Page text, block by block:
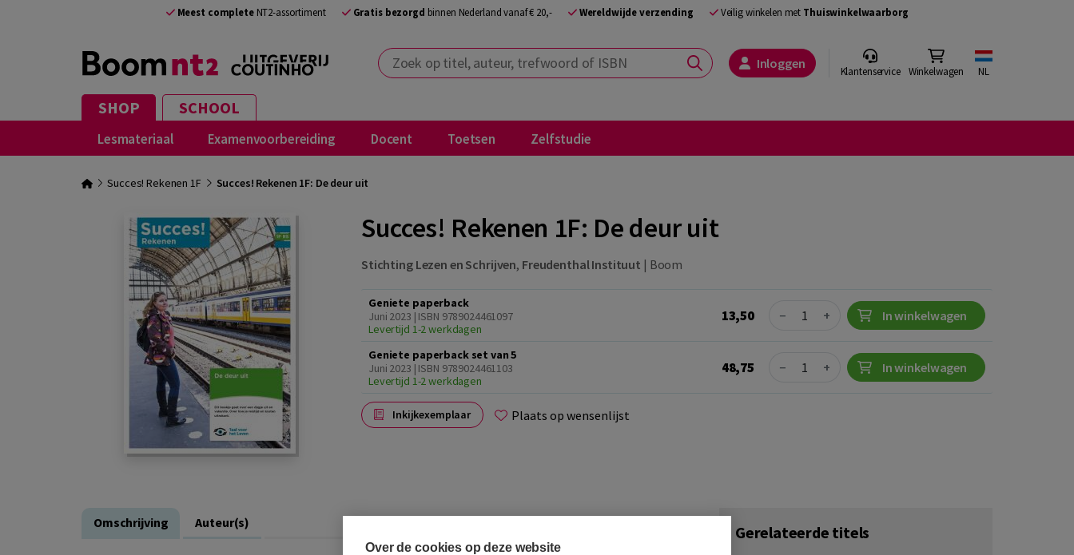
Meest completeNT2-assortiment Gratis bezorgd binnen Nederland vanaf € 20,- Wereldwijde verzending Veilig winkelen met Thuiswinkelwaarborg
Zoek op titel, auteur, trefwoord of ISBN Inloggen Klantenservice Winkelwagen NL
SHOP SCHOOL
Lesmateriaal Examenvoorbereiding Docent Toetsen Zelfstudie
Succes! Rekenen 1F Succes! Rekenen 1F: De deur uit
Succes! Rekenen 1F: De deur uit
Stichting Lezen en Schrijven, Freudenthal Instituut | Boom
Geniete paperback
Juni 2023 | ISBN 9789024461097
Levertijd 1-2 werkdagen
13,50 Quantity
− + In winkelwagen
Geniete paperback set van 5
Juni 2023 | ISBN 9789024461103
Levertijd 1-2 werkdagen
48,75 Quantity
− + In winkelwagen
Inkijkexemplaar Plaats op wensenlijst
Omschrijving Auteur(s) Gerelateerde titels
Over de cookies op deze website